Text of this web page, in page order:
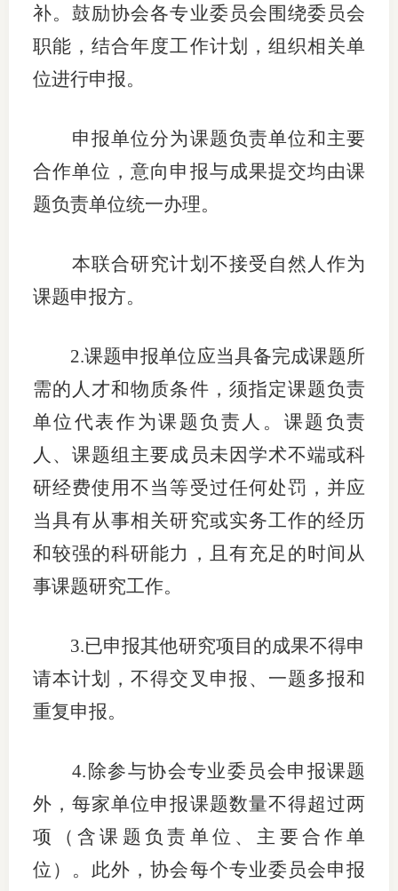
图片新
协会公
乡村振
联系我
协会采
廉政举
补。鼓励协会各专业委员会围绕委员会
职能，结合年度工作计划，组织相关单
位进行申报。
申报单位分为课题负责单位和主要
合作单位，意向申报与成果提交均由课
题负责单位统一办理。
本联合研究计划不接受 自然人作为
课题申报方。
2.课题申报单位应当具备完成课题所
需的人才和物质条件， 须指定课题负责
单位代表作为课题负责人 。 课题负责
人 、 课题组主要成员未因学术不端或科
研经费使用不当等受过任何处罚 ， 并应
当具有从事相关研究或实务工作的经历
和较强的科研能力，且有充足的时间从
事课题研究工作。
3.已申报其他研究项目的成果不得申
请本计划
，不得交叉申报、一题多报和
重复申报。
4. 除参与协会专业委员会申报课题
外， 每家单位申报课题数量不得超过两
项
（含课题负责单位、 主要合作单
位 ）。此外，协会每个专业委员会申报